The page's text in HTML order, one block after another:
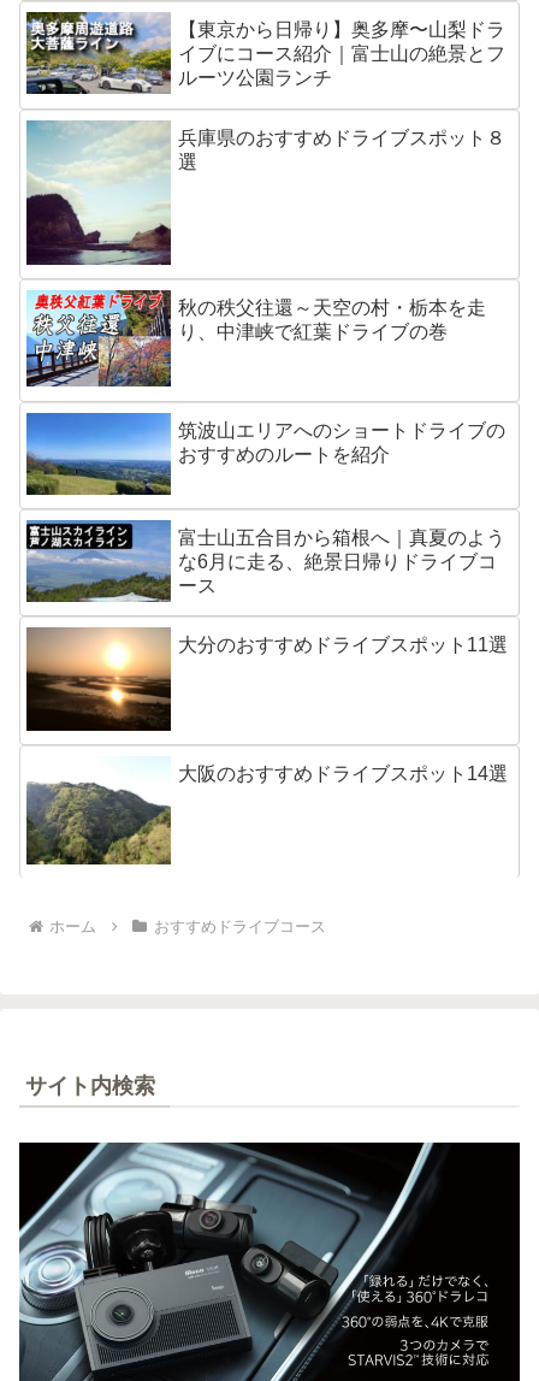
【東京から日帰り】奥多摩〜山梨ドラ
イブにコース紹介｜富士山の絶景とフ
ルーツ公園ランチ
兵庫県のおすすめドライブスポット８
選
秋の秩父往還～天空の村・栃本を走
り、中津峡で紅葉ドライブの巻
筑波山エリアへのショートドライブの
おすすめのルートを紹介
富士山五合目から箱根へ｜真夏のよう
な6月に走る、絶景日帰りドライブコ
ース
大分のおすすめドライブスポット11選
大阪のおすすめドライブスポット14選
ホーム おすすめドライブコース
サイト内検索